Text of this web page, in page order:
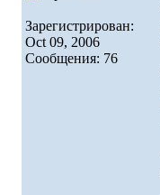
Зарегистрирован:
Oct 09, 2006
Сообщения: 76